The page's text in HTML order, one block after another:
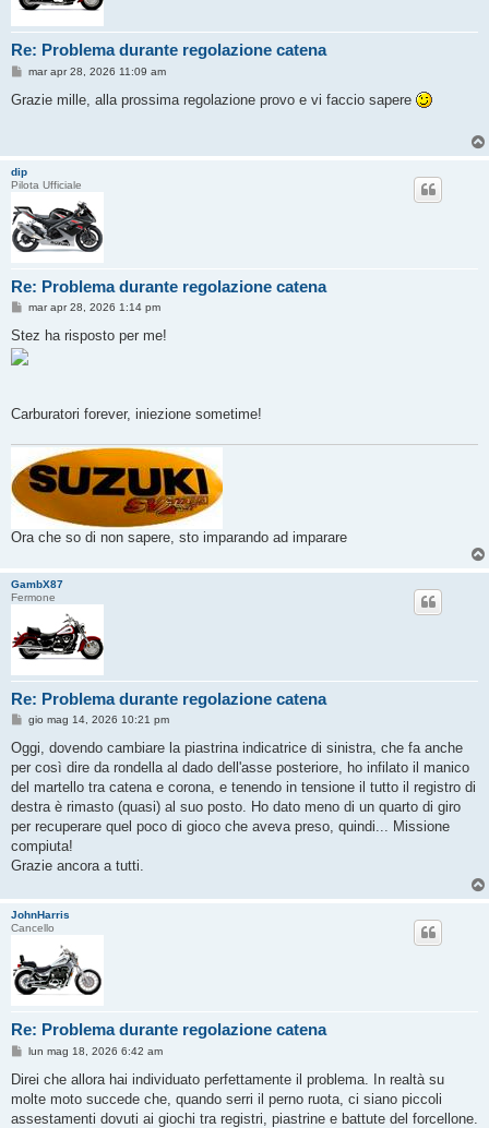
Re: Problema durante regolazione catena
M
s
o
mar apr 28, 2026 11:09 am
Grazie mille, alla prossima regolazione provo e vi faccio sapere
dip
Pilota Ufficiale
Re: Problema durante regolazione catena
M
s
s
a
o
mar apr 28, 2026 1:14 pm
Stez ha risposto per me!
Carburatori forever, iniezione sometime!
Ora che so di non sapere, sto imparando ad imparare
GambX87
Fermone
Re: Problema durante regolazione catena
M
s
s
a
g
i
o
gio mag 14, 2026 10:21 pm
Oggi, dovendo cambiare la piastrina indicatrice di sinistra, che fa anche
per così dire da rondella al dado dell'asse posteriore, ho infilato il manico
del martello tra catena e corona, e tenendo in tensione il tutto il registro di
destra è rimasto (quasi) al suo posto. Ho dato meno di un quarto di giro
per recuperare quel poco di gioco che aveva preso, quindi... Missione
compiuta!
Grazie ancora a tutti.
JohnHarris
Cancello
Re: Problema durante regolazione catena
M
s
a
g
lun mag 18, 2026 6:42 am
Direi che allora hai individuato perfettamente il problema. In realtà su
molte moto succede che, quando serri il perno ruota, ci siano piccoli
assestamenti dovuti ai giochi tra registri, piastrine e battute del forcellone.